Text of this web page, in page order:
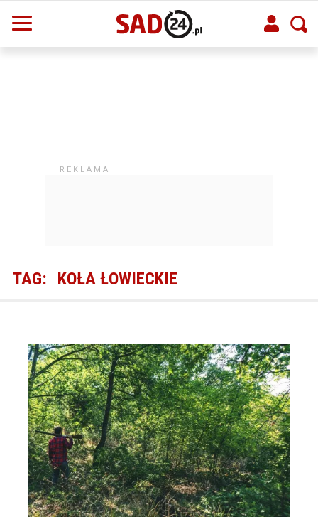
TAG: KOŁA ŁOWIECKIE